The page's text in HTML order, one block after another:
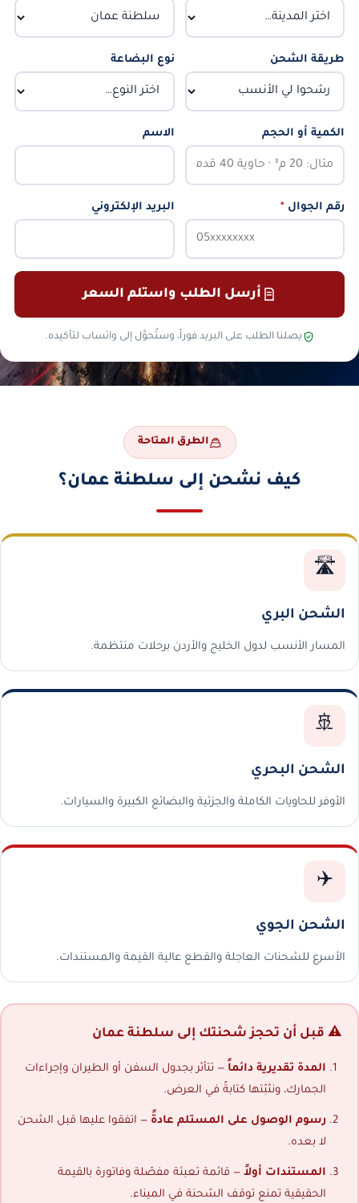
طريقة الشحن نوع البضاعة
الكمية أو الحجم الاسم
رقم الجوال * البريد الإلكتروني
أرسل الطلب واستلم السعر
يصلنا الطلب على البريد فوراً، وستُحوَّل إلى واتساب لتأكيده.
الطرق المتاحة
كيف نشحن إلى سلطنة عمان؟
🛣️
الشحن البري
المسار الأنسب لدول الخليج والأردن برحلات منتظمة.
🚢
الشحن البحري
الأوفر للحاويات الكاملة والجزئية والبضائع الكبيرة والسيارات.
✈️
الشحن الجوي
الأسرع للشحنات العاجلة والقطع عالية القيمة والمستندات.
⚠️ قبل أن تحجز شحنتك إلى سلطنة عمان
المدة تقديرية دائماً — تتأثر بجدول السفن أو الطيران وإجراءات
الجمارك، ونثبّتها كتابةً في العرض.
رسوم الوصول على المستلم عادةً — اتفقوا عليها قبل الشحن
لا بعده.
المستندات أولاً — قائمة تعبئة مفصّلة وفاتورة بالقيمة
الحقيقية تمنع توقف الشحنة في الميناء.